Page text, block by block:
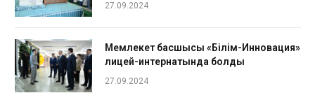
27.09.2024
Мемлекет басшысы «Білім-Инновация»
лицей-интернатында болды
27.09.2024